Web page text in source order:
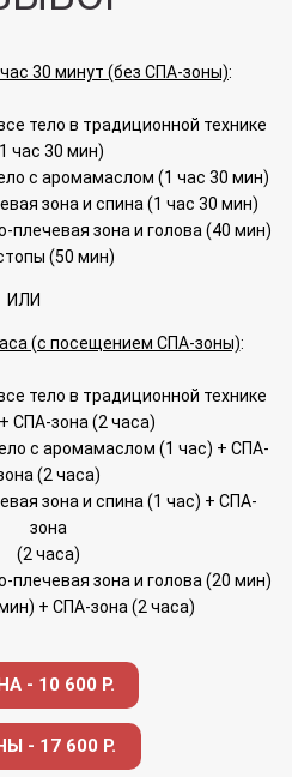
30 минут (без СПА-зоны):
тело в традиционной технике
час 30 мин)
с аромамаслом (1 час 30 мин)
зона и спина (1 час 30 мин)
зона и голова (40 мин)
(50 мин)
ИЛИ
(с посещением СПА-зоны):
тело в традиционной технике
СПА-зона (2 часа)
с аромамаслом (1 час) + СПА-
(2 часа)
зона и спина (1 час) + СПА-
зона
(2 часа)
зона и голова (20 мин)
+ СПА-зона (2 часа)
- 10 600 Р.
- 17 600 Р.